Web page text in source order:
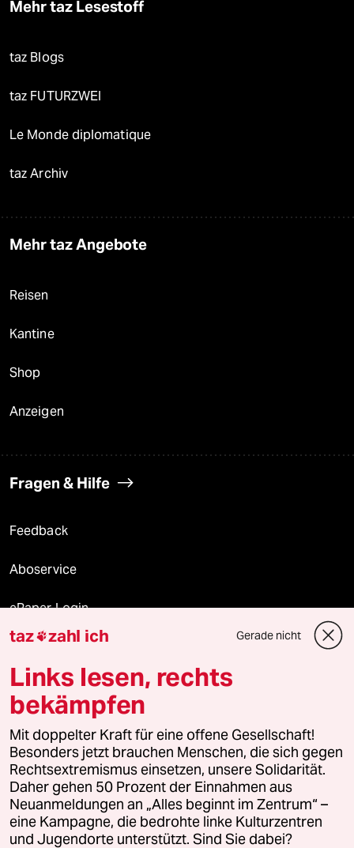
Mehr taz Lesestoff
taz Blogs
taz FUTURZWEI
Le Monde diplomatique
taz Archiv
Mehr taz Angebote
Reisen
Kantine
Shop
Anzeigen
Fragen & Hilfe
Feedback
Aboservice
ePaper Login
Downloads für Abonnierende
© 2026 taz Verlags und Vertriebs GmbH
Alle Rechte vorbehalten. Bei rechtlichen Fragen oder für Genehmigungen
wenden Sie sich bitte an lizenzen@taz.de
Feedback Redaktionsstatut Kommune-Richtlinien
Leitlinie Informant Datenschutz Impressum AGB
taz zahl ich Gerade nicht
Links lesen, rechts
bekämpfen
Mit doppelter Kraft für eine offene Gesellschaft!
Besonders jetzt brauchen Menschen, die sich gegen
Rechtsextremismus einsetzen, unsere Solidarität.
Daher gehen 50 Prozent der Einnahmen aus
Neuanmeldungen an „Alles beginnt im Zentrum“ –
eine Kampagne, die bedrohte linke Kulturzentren
und Jugendorte unterstützt. Sind Sie dabei?